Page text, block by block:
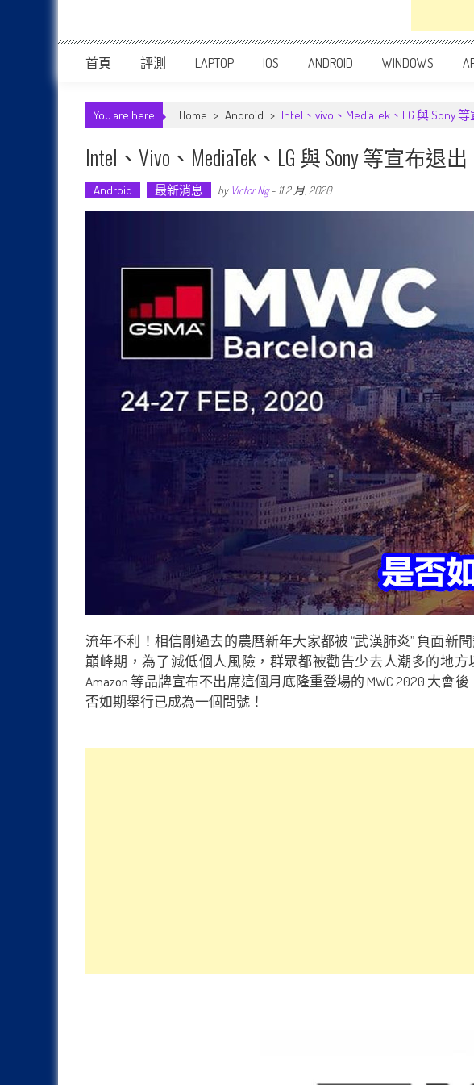
首頁 評測 LAPTOP IOS ANDROID WINDOWS
You are here Home > Android > Intel、vivo、MediaTek、LG 與 Sony
Intel、vivo、MediaTek、LG 與 Sony 等宣布
Android 最新消息 by Victor Ng- 11 2 月, 2020
流年不利！相信剛過去的農曆新年大家都被 “武漢肺炎” 負面
巔峰期，為了減低個人風險，群眾都被勸告少去人潮多的地方
Amazon 等品牌宣布不出席這個月底隆重登場的 MWC 2020 大會
否如期舉行已成為一個問號！